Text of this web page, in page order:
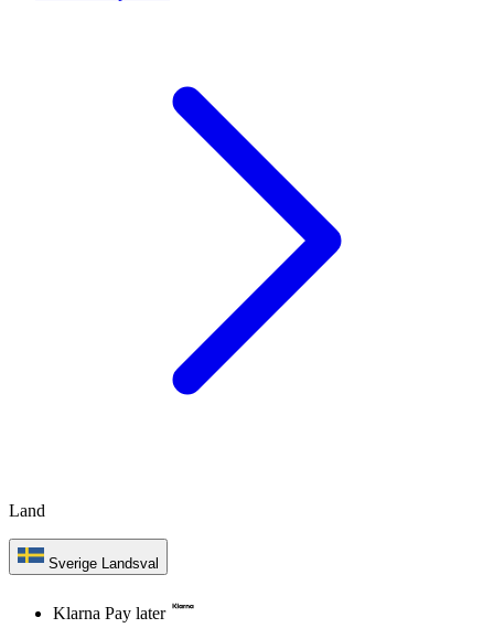
Land
Sverige Landsval
Klarna Pay later